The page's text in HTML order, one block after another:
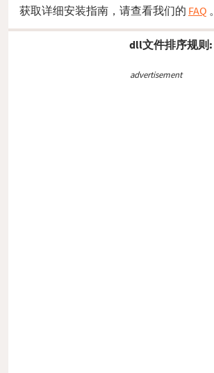
获取详细安装指南，请查看我们的 FAQ 。
dll文件排序规则:
advertisement